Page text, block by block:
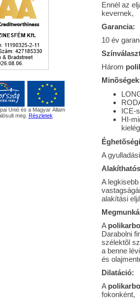
Unió és a Magyar Állam
meg. Részletek
Ennél az
kevernek,
Garancia:
10 év
Három
ICE-
HI-
A
A
alakítási
A
Darabolni
szélektõl
a benne
és
Dilatáció:
A
fokonként,